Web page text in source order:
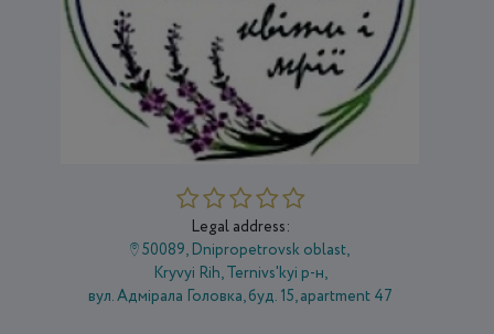
Legal address:
50089, Dnipropetrovsk oblast,
Kryvyi Rih, Ternivs'kyi р-н,
вул. Адмірала Головка, буд. 15, apartment 47